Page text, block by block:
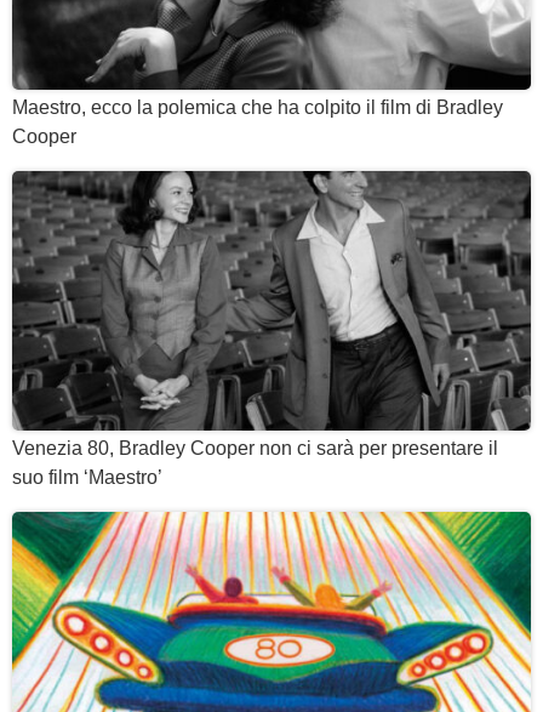
Maestro, ecco la polemica che ha colpito il film di Bradley
Cooper
Venezia 80, Bradley Cooper non ci sarà per presentare il
suo film ‘Maestro’